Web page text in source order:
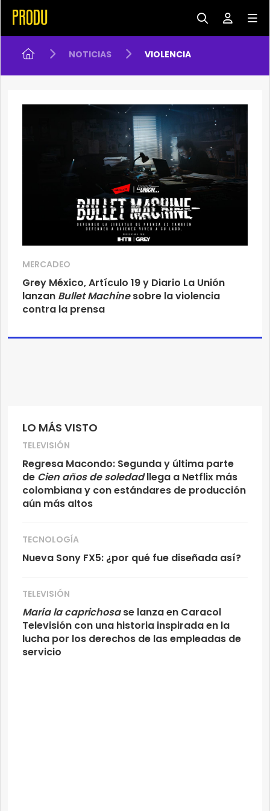
NOTICIAS VIOLENCIA
LO MÁS VISTO
TELEVISIÓN
Regresa Macondo: Segunda y última parte
de Cien años de soledadllega a Netflix más
colombiana y con estándares de producción
aún más altos
TECNOLOGÍA
Nueva Sony FX5: ¿por qué fue diseñada así?
TELEVISIÓN
María la caprichosase lanza en Caracol
Televisión con una historia inspirada en la
lucha por los derechos de las empleadas de
servicio
MERCADEO
Grey México, Artículo 19 y Diario La Unión
lanzan Bullet Machinesobre la violencia
contra la prensa